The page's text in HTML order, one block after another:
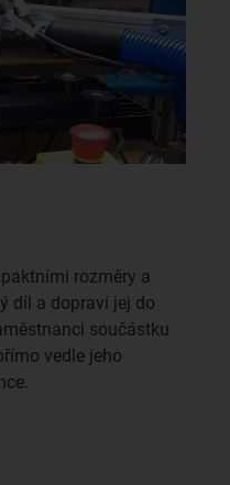
rozměry a
díl a dopraví jej do
součástku
vedle jeho